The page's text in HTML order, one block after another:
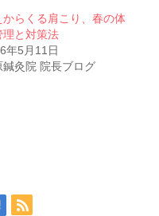
からくる肩こり、春の体
理と対策法
年5月11日
鍼灸院 院長ブログ